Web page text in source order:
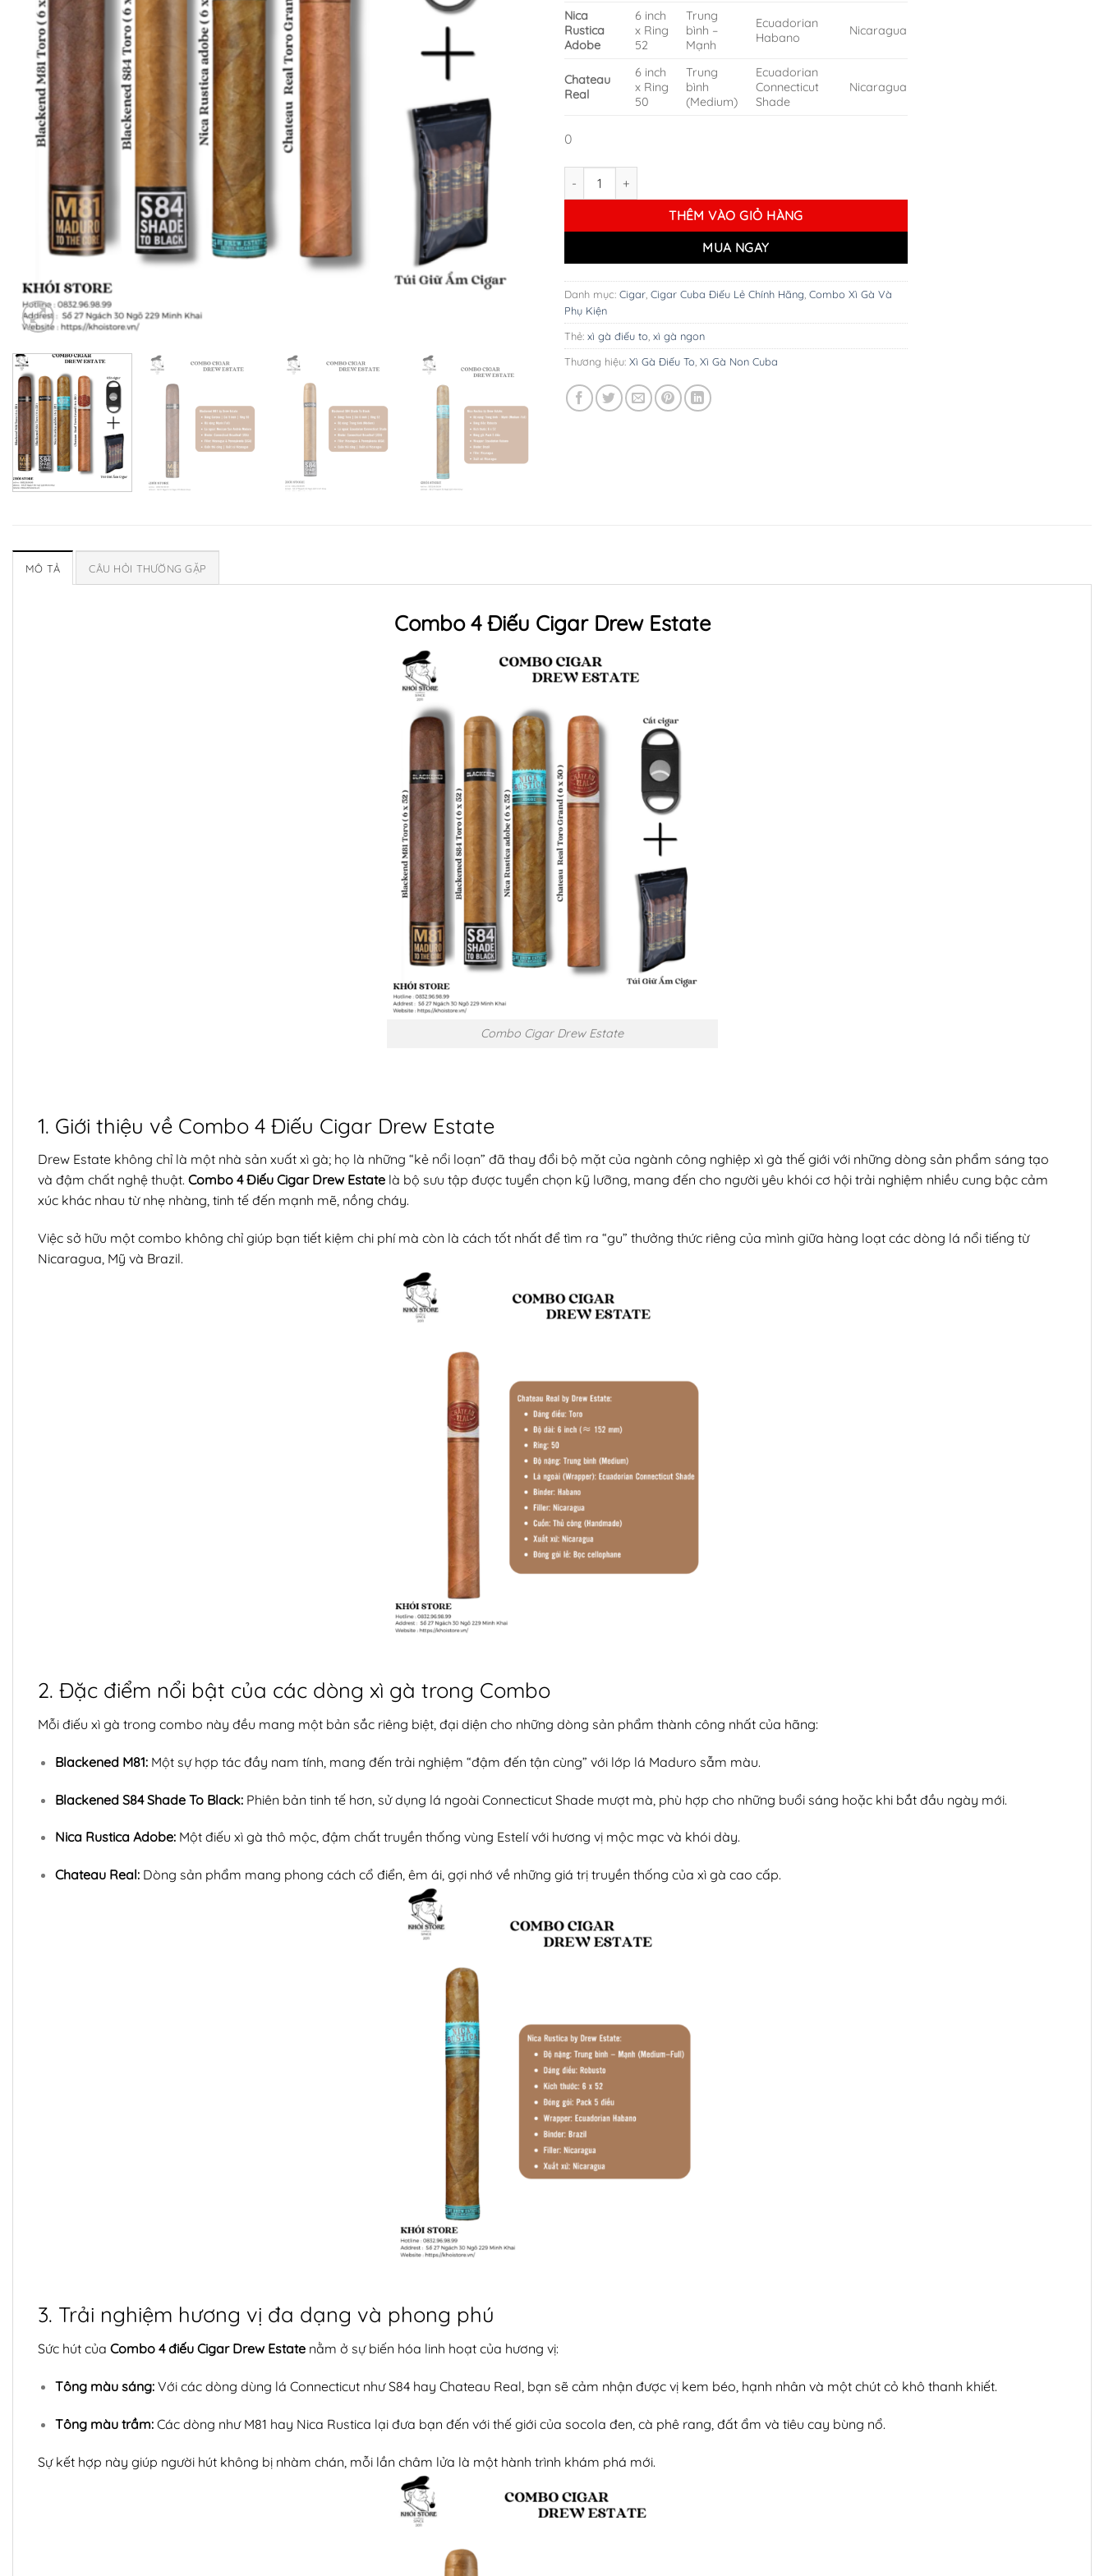
Nica
Rustica
Adobe
6 inch
x Ring
52
Trung
bình –
Mạnh
Ecuadorian
Habano
Nicaragua
Chateau
Real
6 inch
x Ring
50
Trung
bình
(Medium)
Ecuadorian
Connecticut
Shade
Nicaragua
0
Combo 4 Điếu Cigar Drew Estate số lượng
THÊM VÀO GIỎ HÀNG
MUA NGAY
Danh mục: Cigar Cigar Cuba Điếu Lẻ Chính Hãng Combo Xì Gà Và
Phụ Kiện
Thẻ: xì gà điếu to xì gà ngon
Thương hiệu: Xì Gà Điếu To Xì Gà Non Cuba
MÔ TẢ CÂU HỎI THƯỜNG GẶP
Combo 4 Điếu Cigar Drew Estate
Combo Cigar Drew Estate
1. Giới thiệu về Combo 4 Điếu Cigar Drew Estate
Drew Estate không chỉ là một nhà sản xuất xì gà; họ là những “kẻ nổi loạn” đã thay đổi bộ mặt của ngành công nghiệp xì gà thế giới với những dòng sản phẩm sáng tạo
và đậm chất nghệ thuật. Combo 4 Điếu Cigar Drew Estate là bộ sưu tập được tuyển chọn kỹ lưỡng, mang đến cho người yêu khói cơ hội trải nghiệm nhiều cung bậc cảm
xúc khác nhau từ nhẹ nhàng, tinh tế đến mạnh mẽ, nồng cháy.
Việc sở hữu một combo không chỉ giúp bạn tiết kiệm chi phí mà còn là cách tốt nhất để tìm ra “gu” thưởng thức riêng của mình giữa hàng loạt các dòng lá nổi tiếng từ
Nicaragua, Mỹ và Brazil.
2. Đặc điểm nổi bật của các dòng xì gà trong Combo
Mỗi điếu xì gà trong combo này đều mang một bản sắc riêng biệt, đại diện cho những dòng sản phẩm thành công nhất của hãng:
Blackened M81:Một sự hợp tác đầy nam tính, mang đến trải nghiệm “đậm đến tận cùng” với lớp lá Maduro sẫm màu.
Blackened S84 Shade To Black:Phiên bản tinh tế hơn, sử dụng lá ngoài Connecticut Shade mượt mà, phù hợp cho những buổi sáng hoặc khi bắt đầu ngày mới.
Nica Rustica Adobe:Một điếu xì gà thô mộc, đậm chất truyền thống vùng Estelí với hương vị mộc mạc và khói dày.
Chateau Real:Dòng sản phẩm mang phong cách cổ điển, êm ái, gợi nhớ về những giá trị truyền thống của xì gà cao cấp.
3. Trải nghiệm hương vị đa dạng và phong phú
Sức hút của Combo 4 điếu Cigar Drew Estate nằm ở sự biến hóa linh hoạt của hương vị:
Tông màu sáng:Với các dòng dùng lá Connecticut như S84 hay Chateau Real, bạn sẽ cảm nhận được vị kem béo, hạnh nhân và một chút cỏ khô thanh khiết.
Tông màu trầm:Các dòng như M81 hay Nica Rustica lại đưa bạn đến với thế giới của socola đen, cà phê rang, đất ẩm và tiêu cay bùng nổ.
Sự kết hợp này giúp người hút không bị nhàm chán, mỗi lần châm lửa là một hành trình khám phá mới.